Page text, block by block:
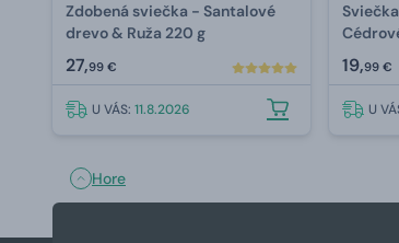
Zdobená sviečka - Santalové
drevo & Ruža 220 g
27,99 €
U VÁS: 11.8.2026
19,99 €
U
Hore